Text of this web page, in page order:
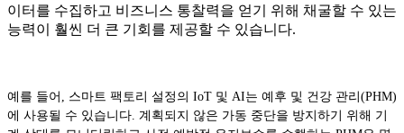
이터를 수집하고 비즈니스 통찰력을 얻기 위해 채굴할 수 있는
능력이 훨씬 더 큰 기회를 제공할 수 있습니다.
예를 들어, 스마트 팩토리 설정의 IoT 및 AI는 예후 및 건강 관리(PHM)
에 사용될 수 있습니다. 계획되지 않은 가동 중단을 방지하기 위해 기